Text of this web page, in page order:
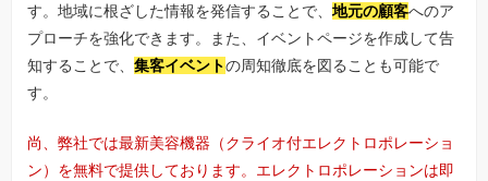
す。地域に根ざした情報を発信することで、地元の顧客へのア
プローチを強化できます。また、イベントページを作成して告
知することで、集客イベントの周知徹底を図ることも可能で
す。
尚、弊社では最新美容機器（クライオ付エレクトロポレーショ
ン）を無料で提供しております。エレクトロポレーションは即